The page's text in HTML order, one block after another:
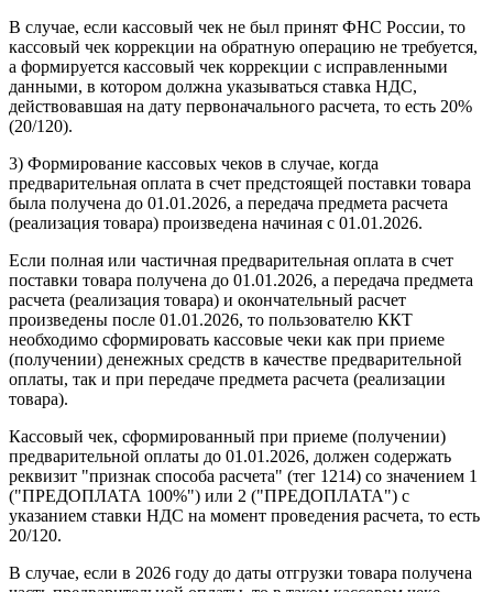
В случае, если кассовый чек не был принят ФНС России, то
кассовый чек коррекции на обратную операцию не требуется,
а формируется кассовый чек коррекции с исправленными
данными, в котором должна указываться ставка НДС,
действовавшая на дату первоначального расчета, то есть 20%
(20/120).
3) Формирование кассовых чеков в случае, когда
предварительная оплата в счет предстоящей поставки товара
была получена до 01.01.2026, а передача предмета расчета
(реализация товара) произведена начиная с 01.01.2026.
Если полная или частичная предварительная оплата в счет
поставки товара получена до 01.01.2026, а передача предмета
расчета (реализация товара) и окончательный расчет
произведены после 01.01.2026, то пользователю ККТ
необходимо сформировать кассовые чеки как при приеме
(получении) денежных средств в качестве предварительной
оплаты, так и при передаче предмета расчета (реализации
товара).
Кассовый чек, сформированный при приеме (получении)
предварительной оплаты до 01.01.2026, должен содержать
реквизит "признак способа расчета" (тег 1214) со значением 1
("ПРЕДОПЛАТА 100%") или 2 ("ПРЕДОПЛАТА") с
указанием ставки НДС на момент проведения расчета, то есть
20/120.
В случае, если в 2026 году до даты отгрузки товара получена